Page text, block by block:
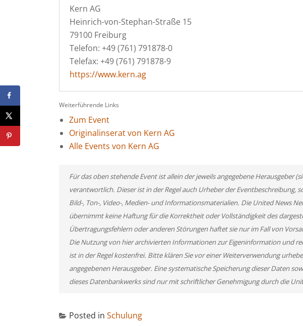
Kern AG
Heinrich-von-Stephan-Straße 15
79100 Freiburg
Telefon: +49 (761) 791878-0
Telefax: +49 (761) 791878-9
https://www.kern.ag
Weiterführende Links
Zum Event
Originalinserat von Kern AG
Alle Events von Kern AG
Für das oben stehende Event ist allein der jeweils angegebene Herausgeber
verantwortlich. Dieser ist in der Regel auch Urheber der Eventbeschreibung,
Bild-, Ton-, Video-, Medien- und Informationsmaterialien. Die United News
übernimmt keine Haftung für die Korrektheit oder Vollständigkeit des
Übertragungsfehlern oder anderen Störungen haftet sie nur im Fall von
Die Nutzung von hier archivierten Informationen zur Eigeninformation und
ist in der Regel kostenfrei. Bitte klären Sie vor einer Weiterverwendung
angegebenen Herausgeber. Eine systematische Speicherung dieser Daten
dieses Datenbankwerks sind nur mit schriftlicher Genehmigung durch die
Posted in Schulung